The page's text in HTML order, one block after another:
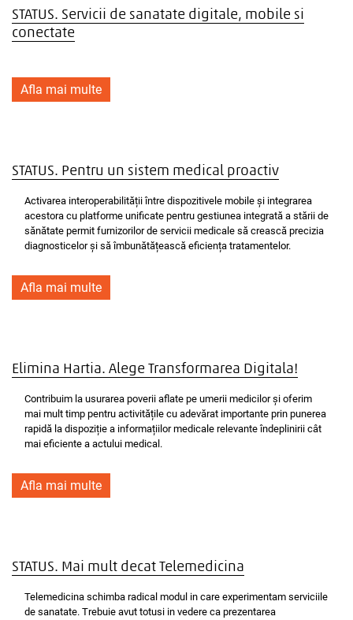
STATUS. Servicii de sanatate digitale, mobile si
conectate
Afla mai multe
STATUS. Pentru un sistem medical proactiv
Activarea interoperabilității între dispozitivele mobile și integrarea
acestora cu platforme unificate pentru gestiunea integrată a stării de
sănătate permit furnizorilor de servicii medicale să crească precizia
diagnosticelor și să îmbunătățească eficiența tratamentelor.
Afla mai multe
Elimina Hartia. Alege Transformarea Digitala!
Contribuim la usurarea poverii aflate pe umerii medicilor și oferim
mai mult timp pentru activitățile cu adevărat importante prin punerea
rapidă la dispoziție a informațiilor medicale relevante îndeplinirii cât
mai eficiente a actului medical.
Afla mai multe
STATUS. Mai mult decat Telemedicina
Telemedicina schimba radical modul in care experimentam serviciile
de sanatate. Trebuie avut totusi in vedere ca prezentarea